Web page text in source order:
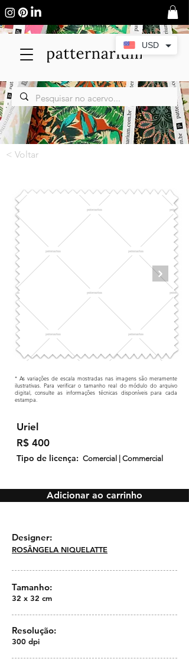
< Voltar
* As variações de escala mostradas nas imagens são meramente
ilustrativas. Para verificar o tamanho real do módulo do arquivo
digital, consulte as informações técnicas disponíveis para cada
estampa.
Uriel
R$ 400
Tipo de licença: Comercial | Commercial
Adicionar ao carrinho
Designer:
ROSÂNGELA NIQUELATTE
Tamanho:
32 x 32 cm
Resolução:
300 dpi
USD